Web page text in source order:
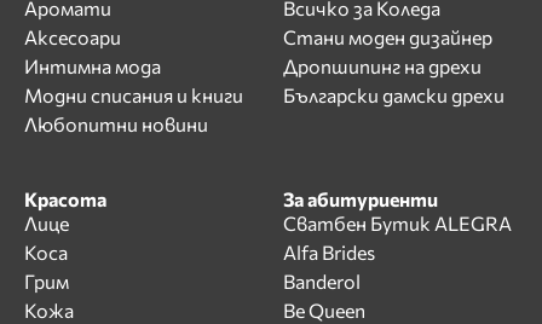
Аромати
Аксесоари
Интимна мода
Модни списания и книги
Любопитни новини
Всичко за Коледа
Стани моден дизайнер
Дропшипинг на дрехи
Български дамски дрехи
Красота
Лице
Коса
Грим
Кожа
За абитуриенти
Сватбен Бутик ALEGRA
Alfa Brides
Banderol
Be Queen